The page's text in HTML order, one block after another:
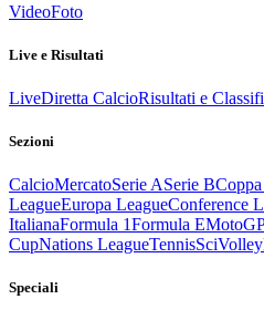
VideoFoto
Live e Risultati
LiveDiretta CalcioRisultati e
Sezioni
CalcioMercatoSerie ASerie B
LeagueEuropa LeagueConference
ItalianaFormula 1Formula EMotoGP
CupNations LeagueTennisSciVolley
Speciali